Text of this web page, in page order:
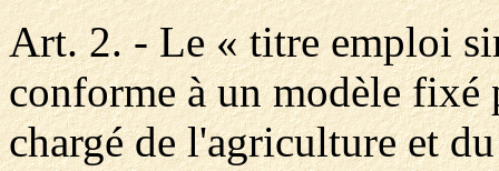
Art. 2. - Le « titre emploi
conforme à un modèle
chargé de l'agriculture et